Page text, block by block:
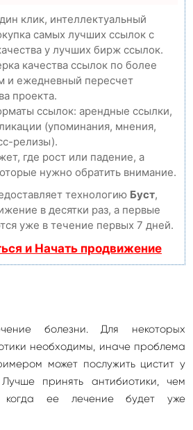
клик, интеллектуальный
самых лучших ссылок с
у лучших бирж ссылок.
качества ссылок по более
и ежедневный пересчет
проекта.
ссылок: арендные ссылки,
(упоминания, мнения,
релизы).
где рост или падение, а
нужно обратить внимание.
технологию Буст,
в десятки раз, а первые
уже в течение первых 7 дней.
и Начать продвижение
болезни. Для некоторых
необходимы, иначе проблема
может послужить цистит у
принять антибиотики, чем
когда ее лечение будет уже